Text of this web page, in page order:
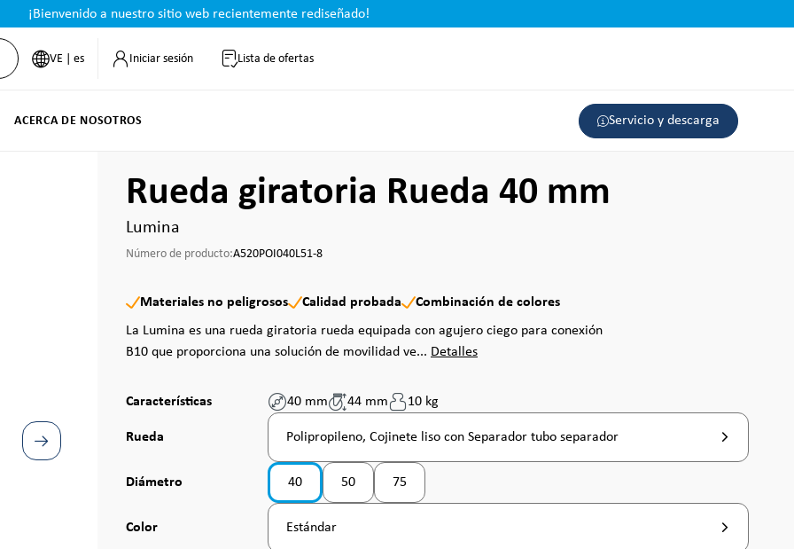
¡Bienvenido a nuestro sitio web recientemente rediseñado!
VE | es Iniciar sesión Lista de ofertas
ACERCA DE NOSOTROS Servicio y descarga
Rueda giratoria Rueda 40 mm
Lumina
Número de producto:A520POI040L51-8
Materiales no peligrosos Calidad probada
Combinación de colores
La Lumina es una rueda giratoria rueda equipada con agujero ciego para conexión
B10 que proporciona una solución de movilidad ve... Detalles
Características 40 mm 44 mm 10 kg
Seleccione
Rueda Polipropileno, Cojinete liso con Separador tubo separador
Seleccione
Diámetro 40 50
(Esta opción no está disponible en este momento. )
75
(Esta opción no está disponible en este momento. )
Seleccione
Color Estándar